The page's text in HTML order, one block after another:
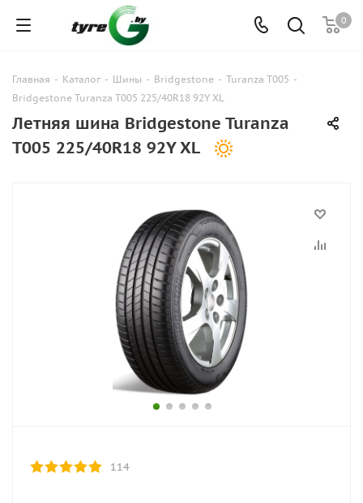
0
Главная - Каталог - Шины - Bridgestone - Turanza T005 -
Bridgestone Turanza T005 225/40R18 92Y XL
Летняя шина Bridgestone Turanza
T005 225/40R18 92Y XL
114